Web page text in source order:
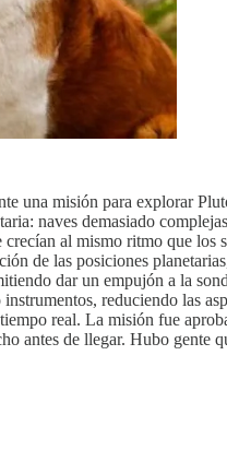
misión para explorar
naves demasiado
al mismo ritmo que
de las posiciones
dar un empujón a la
reduciendo las
real. La misión fue
antes de llegar. Hubo gente